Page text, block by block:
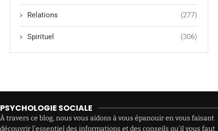
Relations (277)
Spirituel (306)
PSYCHOLOGIE SOCIALE
À travers ce blog, nous vous aidons à vous épanouir en vous faisant
découvrir l’essentiel des informations et des conseils qu’il vous faut